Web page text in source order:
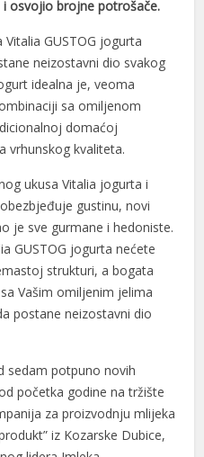
osvojio brojne potrošače.
GUSTOG jogurta
neizostavni dio svakog
idealna je, veoma
sa omiljenom
domaćoj
vrhunskog kvaliteta.
ukusa Vitalia jogurta i
gustinu, novi
je sve gurmane i hedoniste.
GUSTOG jogurta nećete
strukturi, a bogata
Vašim omiljenim jelima
postane neizostavni dio
sedam potpuno novih
početka godine na tržište
za proizvodnju mlijeka
iz Kozarske Dubice,